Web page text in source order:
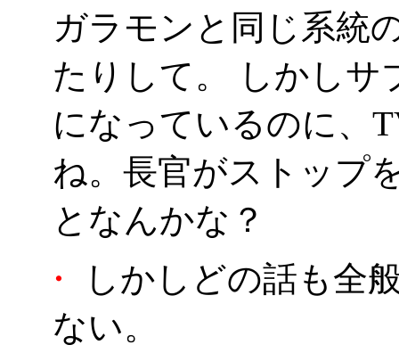
ガラモンと同じ系統
たりして。 しかしサ
になっているのに、
ね。長官がストップ
となんかな？
・
しかしどの話も全
ない。